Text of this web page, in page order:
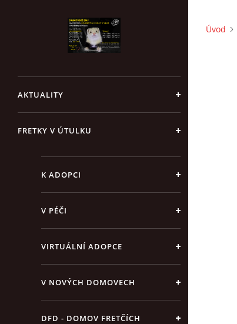
AKTUALITY
FRETKY V ÚTULKU
K ADOPCI
V PÉČI
VIRTUÁLNÍ ADOPCE
V NOVÝCH DOMOVECH
DFD - DOMOV FRETČÍCH
Úvod